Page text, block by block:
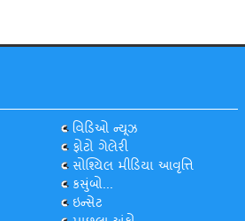
વિડિઓ ન્યૂઝ
ફોટો ગેલેરી
સોશ્યિલ મીડિયા આવૃત્તિ
કસુંબો...
ઇન્સેટ